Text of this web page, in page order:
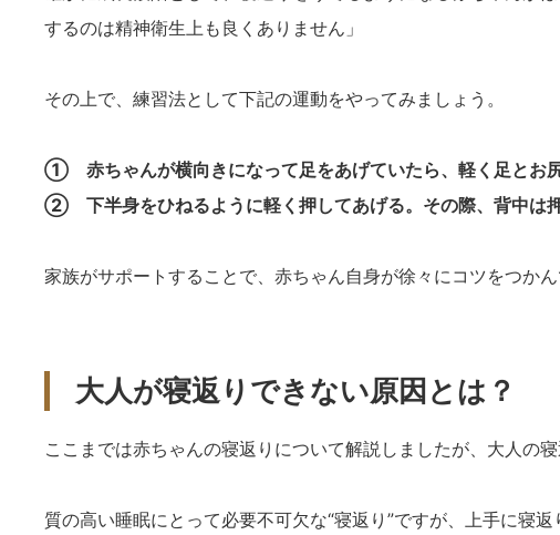
するのは精神衛生上も良くありません」
その上で、練習法として下記の運動をやってみましょう。
① 赤ちゃんが横向きになって足をあげていたら、軽く足とお尻
② 下半身をひねるように軽く押してあげる。その際、背中は押
家族がサポートすることで、赤ちゃん自身が徐々にコツをつかん
大人が寝返りできない原因とは？
ここまでは赤ちゃんの寝返りについて解説しましたが、大人の
質の高い睡眠にとって必要不可欠な“寝返り”ですが、上手に寝